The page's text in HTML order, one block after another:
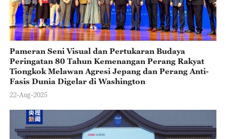
Pameran Seni Visual dan Pertukaran Budaya
Peringatan 80 Tahun Kemenangan Perang Rakyat
Tiongkok Melawan Agresi Jepang dan Perang Anti-
Fasis Dunia Digelar di Washington
22-Aug-2025